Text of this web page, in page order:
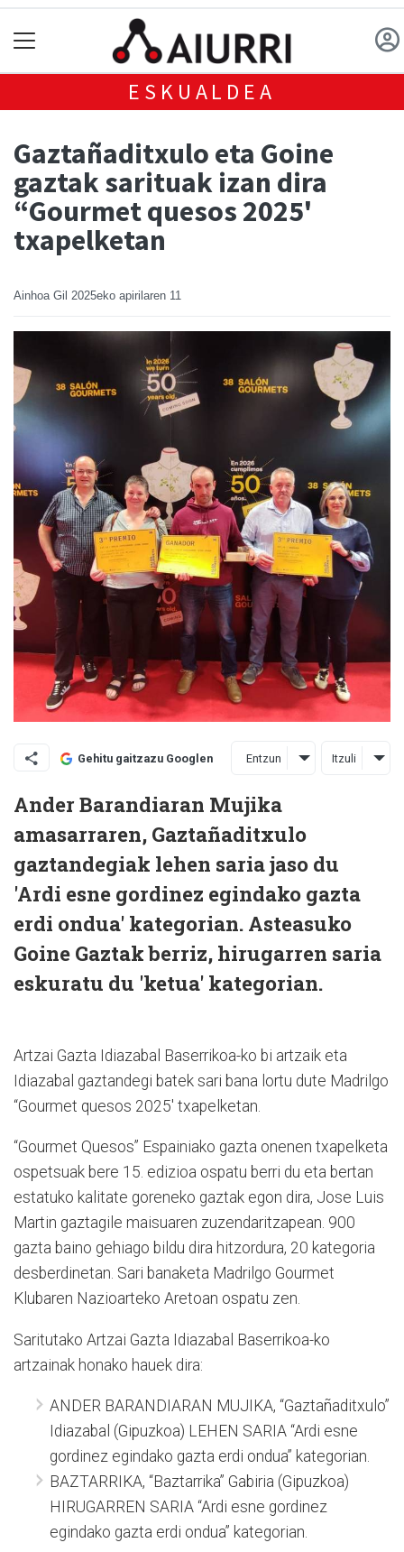
ESKUALDEA
Gaztañaditxulo eta Goine
gaztak sarituak izan dira
“Gourmet quesos 2025'
txapelketan
Ainhoa Gil 2025eko apirilaren 11
Gehitu gaitzazu Googlen Entzun Itzuli
Ander Barandiaran Mujika
amasarraren, Gaztañaditxulo
gaztandegiak lehen saria jaso du
'Ardi esne gordinez egindako gazta
erdi ondua' kategorian. Asteasuko
Goine Gaztak berriz, hirugarren saria
eskuratu du 'ketua' kategorian.
Artzai Gazta Idiazabal Baserrikoa-ko bi artzaik eta
Idiazabal gaztandegi batek sari bana lortu dute Madrilgo
“Gourmet quesos 2025' txapelketan.
“Gourmet Quesos” Espainiako gazta onenen txapelketa
ospetsuak bere 15. edizioa ospatu berri du eta bertan
estatuko kalitate goreneko gaztak egon dira, Jose Luis
Martin gaztagile maisuaren zuzendaritzapean. 900
gazta baino gehiago bildu dira hitzordura, 20 kategoria
desberdinetan. Sari banaketa Madrilgo Gourmet
Klubaren Nazioarteko Aretoan ospatu zen.
Saritutako Artzai Gazta Idiazabal Baserrikoa-ko
artzainak honako hauek dira:
ANDER BARANDIARAN MUJIKA, “Gaztañaditxulo”
Idiazabal (Gipuzkoa) LEHEN SARIA “Ardi esne
gordinez egindako gazta erdi ondua” kategorian.
BAZTARRIKA, “Baztarrika” Gabiria (Gipuzkoa)
HIRUGARREN SARIA “Ardi esne gordinez
egindako gazta erdi ondua” kategorian.